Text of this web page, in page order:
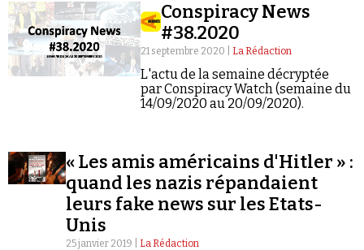
Vidéos
Émissions
Revues de presse
Newsletter
Conspiracy News
#38.2020
21 septembre 2020 | La Rédaction
L'actu de la semaine décryptée
par Conspiracy Watch (semaine du
14/09/2020 au 20/09/2020).
« Les amis américains d'Hitler » :
quand les nazis répandaient
leurs fake news sur les Etats-
Unis
25 janvier 2019 | La Rédaction